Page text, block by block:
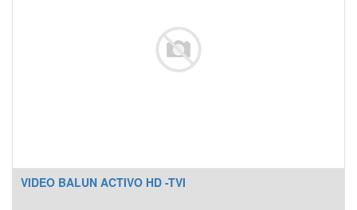
VIDEO BALUN ACTIVO HD -TVI